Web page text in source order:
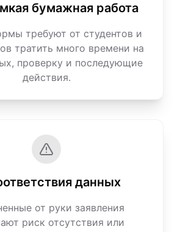
бумажная работа
требуют от студентов и
тратить много времени на
проверку и последующие
действия.
данных
от руки заявления
риск отсутствия или